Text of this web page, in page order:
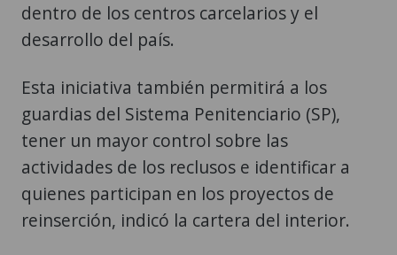
dentro de los centros carcelarios y el
desarrollo del país.
Esta iniciativa también permitirá a los
guardias del Sistema Penitenciario (SP),
tener un mayor control sobre las
actividades de los reclusos e identificar a
quienes participan en los proyectos de
reinserción, indicó la cartera del interior.